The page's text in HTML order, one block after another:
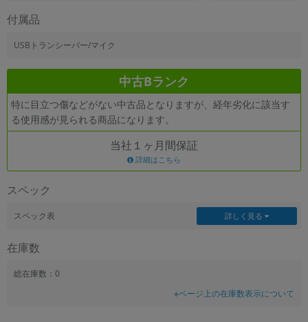
付属品
USBトランシーバー/マイク
中古Bランク
特に目立つ傷などがない中古品となりますが、経年劣化に該当す
る使用感が見られる商品になります。
当社１ヶ月間保証
詳細はこちら
スペック
スペック表 詳しく見る
在庫数
総在庫数：0
※ページ上の在庫数表示について